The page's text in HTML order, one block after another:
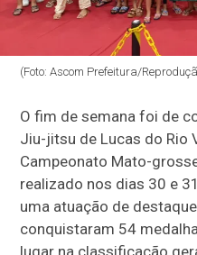
(Foto: Ascom Prefeitura/
O fim de semana foi de
Jiu-jitsu de Lucas do Rio
Campeonato Mato-
realizado nos dias 30 e
uma atuação de
conquistaram 54